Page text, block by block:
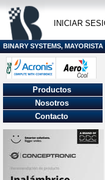
INICIAR
BINARY SYSTEMS,
Productos
Nosotros
Contacto